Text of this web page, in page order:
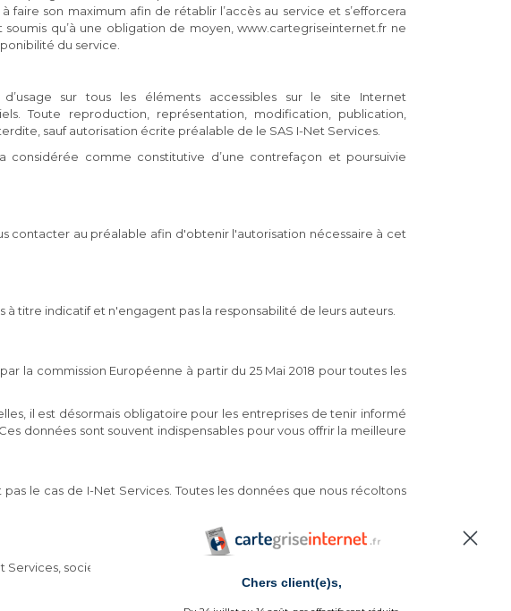
faire son maximum afin de rétablir l’accès au service et s’efforcera
qu’à une obligation de moyen, www.cartegriseinternet.fr ne
du service.
sur tous les éléments accessibles sur le site Internet
Toute reproduction, représentation, modification, publication,
sauf autorisation écrite préalable de le SAS I-Net Services.
comme constitutive d’une contrefaçon et poursuivie
contacter au préalable afin d'obtenir l'autorisation nécessaire à cet
à titre indicatif et n'engagent pas la responsabilité de leurs auteurs.
la commission Européenne à partir du 25 Mai 2018 pour toutes les
il est désormais obligatoire pour les entreprises de tenir informé
données sont souvent indispensables pour vous offrir la meilleure
le cas de I-Net Services. Toutes les données que nous récoltons
société habilitée par la Préfecture de Haute-Garonne sous
Chers client(e)s,